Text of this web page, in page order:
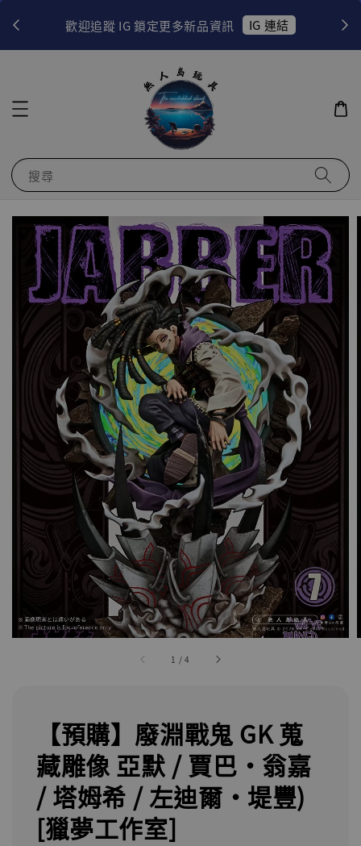
歡迎追蹤 IG 鎖定更多新品資訊 IG 連結
搜尋
1 /4
【預購】廢淵戰鬼 GK 蒐
藏雕像 亞默 / 賈巴·翁嘉
/ 塔姆希 / 左迪爾·堤豐)
[獵夢工作室]